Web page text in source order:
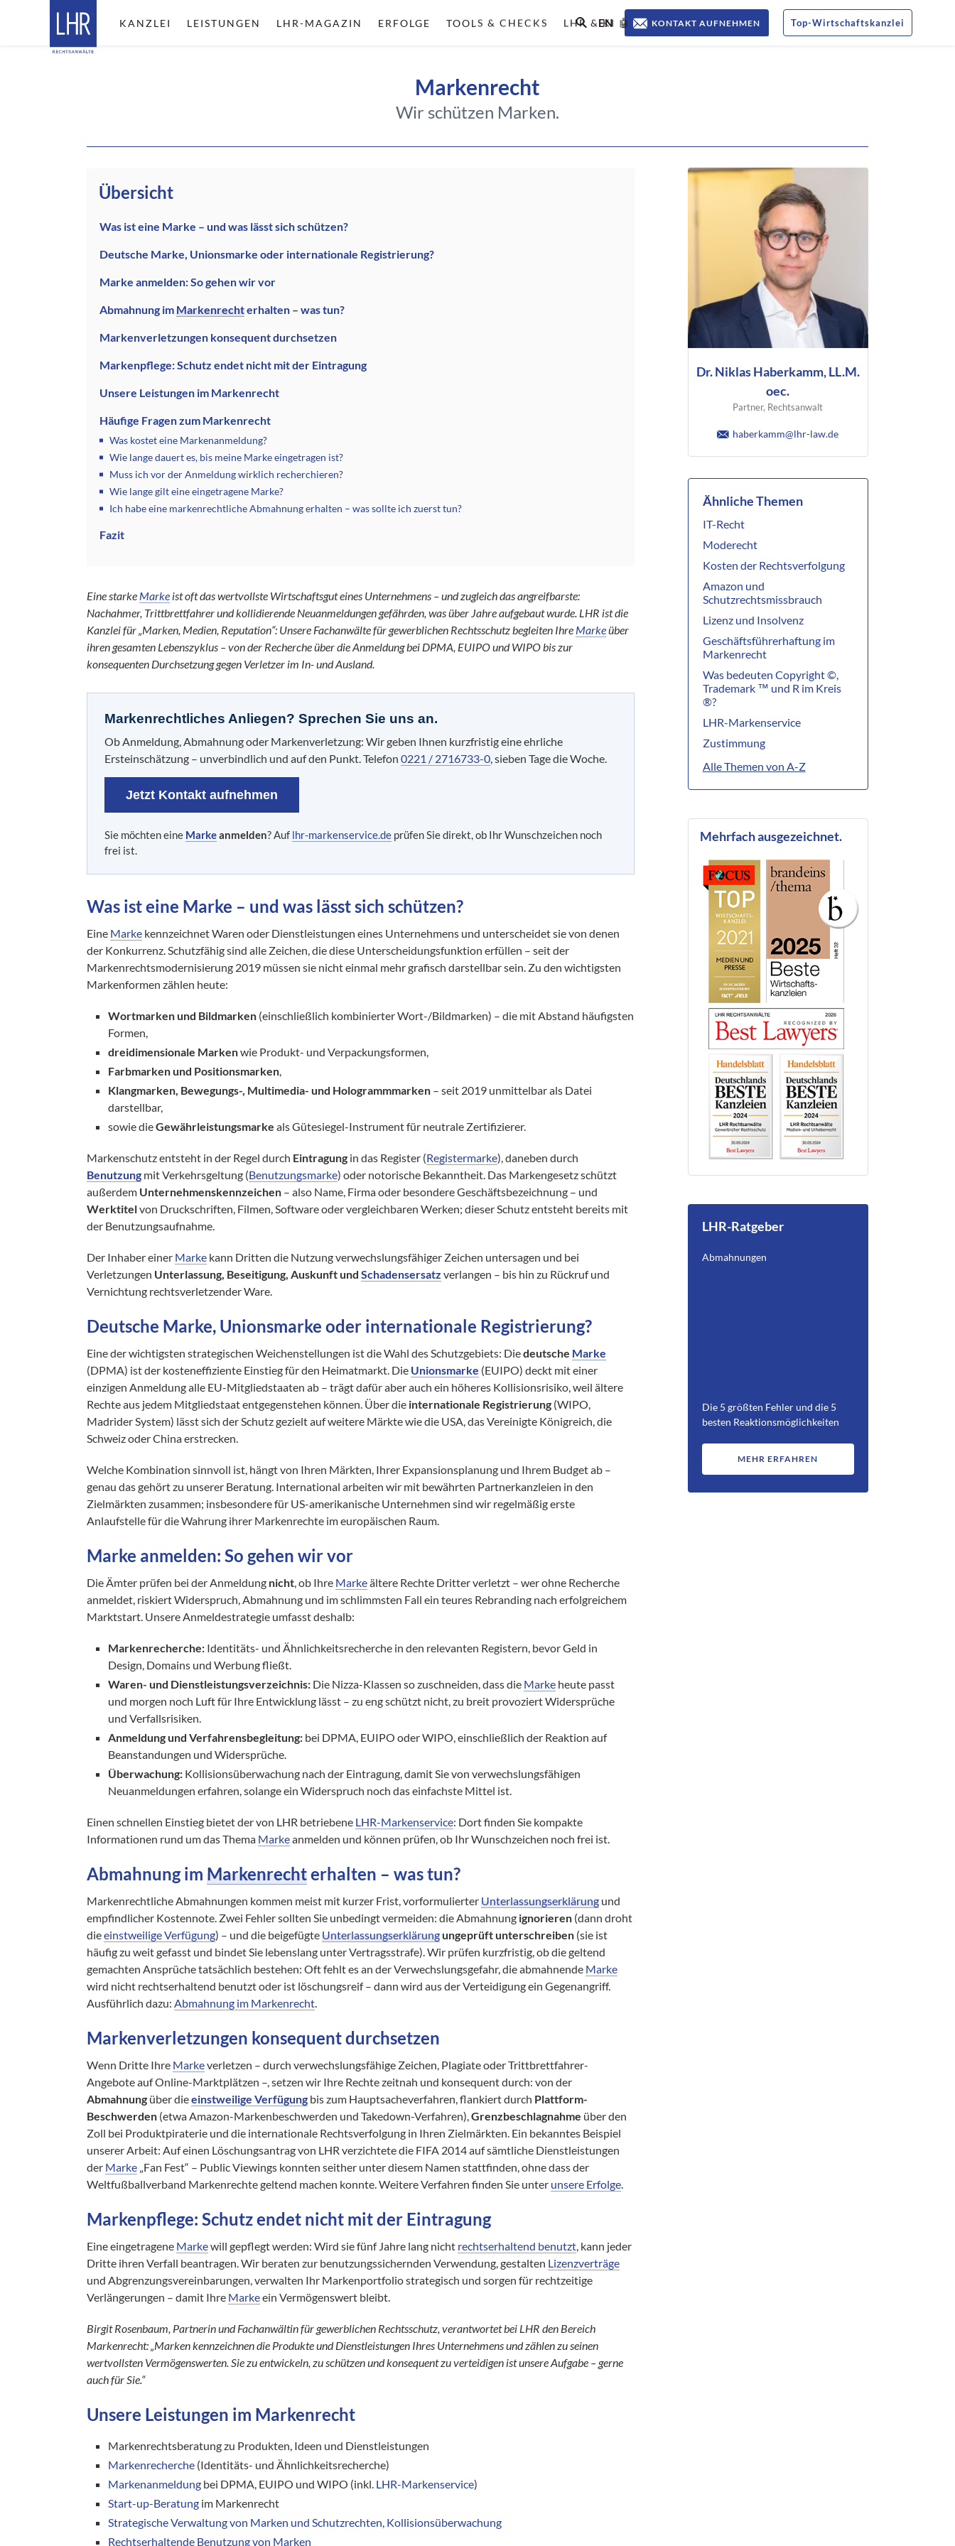
Top-Wirtschaftskanzlei
KONTAKT AUFNEHMEN
KANZLEI LEISTUNGEN LHR-MAGAZIN ERFOLGE TOOLS & CHECKS LHR & KI 🤖
EN
Markenrecht
Wir schützen Marken.
Übersicht
Was ist eine Marke – und was lässt sich schützen?
Deutsche Marke, Unionsmarke oder internationale Registrierung?
Marke anmelden: So gehen wir vor
Abmahnung im Markenrechterhalten – was tun?
Markenverletzungen konsequent durchsetzen
Markenpflege: Schutz endet nicht mit der Eintragung
Unsere Leistungen im Markenrecht
Häufige Fragen zum Markenrecht
Was kostet eine Markenanmeldung?
Wie lange dauert es, bis meine Marke eingetragen ist?
Muss ich vor der Anmeldung wirklich recherchieren?
Wie lange gilt eine eingetragene Marke?
Ich habe eine markenrechtliche Abmahnung erhalten – was sollte ich zuerst tun?
Fazit
Eine starke Marke ist oft das wertvollste Wirtschaftsgut eines Unternehmens – und zugleich das angreifbarste:
Nachahmer, Trittbrettfahrer und kollidierende Neuanmeldungen gefährden, was über Jahre aufgebaut wurde. LHR ist die
Kanzlei für „Marken, Medien, Reputation“: Unsere Fachanwälte für gewerblichen Rechtsschutz begleiten Ihre Markeüber
ihren gesamten Lebenszyklus – von der Recherche über die Anmeldung bei DPMA, EUIPO und WIPO bis zur
konsequenten Durchsetzung gegen Verletzer im In- und Ausland.
Markenrechtliches Anliegen? Sprechen Sie uns an.
Ob Anmeldung, Abmahnung oder Markenverletzung: Wir geben Ihnen kurzfristig eine ehrliche
Ersteinschätzung – unverbindlich und auf den Punkt. Telefon0221 / 2716733-0, sieben Tage die Woche.
Jetzt Kontakt aufnehmen
Sie möchten eine Markeanmelden? Auf lhr-markenservice.de prüfen Sie direkt, ob Ihr Wunschzeichen noch
frei ist.
Was ist eine Marke – und was lässt sich schützen?
Eine Marke kennzeichnet Waren oder Dienstleistungen eines Unternehmens und unterscheidet sie von denen
der Konkurrenz. Schutzfähig sind alle Zeichen, die diese Unterscheidungsfunktion erfüllen – seit der
Markenrechtsmodernisierung 2019 müssen sie nicht einmal mehr grafisch darstellbar sein. Zu den wichtigsten
Markenformen zählen heute:
Wortmarken und Bildmarken (einschließlich kombinierter Wort-/Bildmarken) – die mit Abstand häufigsten
Formen,
dreidimensionale Markenwie Produkt- und Verpackungsformen,
Farbmarken und Positionsmarken,
Klangmarken, Bewegungs-, Multimedia- und Hologrammmarken – seit 2019 unmittelbar als Datei
darstellbar,
sowie dieGewährleistungsmarke als Gütesiegel-Instrument für neutrale Zertifizierer.
Markenschutz entsteht in der Regel durch Eintragung in das Register (Registermarke), daneben durch
Benutzung mit Verkehrsgeltung (Benutzungsmarke) oder notorische Bekanntheit. Das Markengesetz schützt
außerdem Unternehmenskennzeichen – also Name, Firma oder besondere Geschäftsbezeichnung – und
Werktitelvon Druckschriften, Filmen, Software oder vergleichbaren Werken; dieser Schutz entsteht bereits mit
der Benutzungsaufnahme.
Der Inhaber einer Marke kann Dritten die Nutzung verwechslungsfähiger Zeichen untersagen und bei
Verletzungen Unterlassung, Beseitigung, Auskunft undSchadensersatz verlangen – bis hin zu Rückruf und
Vernichtung rechtsverletzender Ware.
Deutsche Marke, Unionsmarke oder internationale Registrierung?
Eine der wichtigsten strategischen Weichenstellungen ist die Wahl des Schutzgebiets: Diedeutsche Marke
(DPMA) ist der kosteneffiziente Einstieg für den Heimatmarkt. Die Unionsmarke (EUIPO) deckt mit einer
einzigen Anmeldung alle EU-Mitgliedstaaten ab – trägt dafür aber auch ein höheres Kollisionsrisiko, weil ältere
Rechte aus jedem Mitgliedstaat entgegenstehen können. Über die internationale Registrierung (WIPO,
Madrider System) lässt sich der Schutz gezielt auf weitere Märkte wie die USA, das Vereinigte Königreich, die
Schweiz oder China erstrecken.
Welche Kombination sinnvoll ist, hängt von Ihren Märkten, Ihrer Expansionsplanung und Ihrem Budget ab –
genau das gehört zu unserer Beratung. International arbeiten wir mit bewährten Partnerkanzleien in den
Zielmärkten zusammen; insbesondere für US-amerikanische Unternehmen sind wir regelmäßig erste
Anlaufstelle für die Wahrung ihrer Markenrechte im europäischen Raum.
Marke anmelden: So gehen wir vor
Die Ämter prüfen bei der Anmeldung nicht, ob Ihre Markeältere Rechte Dritter verletzt – wer ohne Recherche
anmeldet, riskiert Widerspruch, Abmahnung und im schlimmsten Fall ein teures Rebranding nach erfolgreichem
Marktstart. Unsere Anmeldestrategie umfasst deshalb:
Markenrecherche: Identitäts- und Ähnlichkeitsrecherche in den relevanten Registern, bevor Geld in
Design, Domains und Werbung fließt.
Waren- und Dienstleistungsverzeichnis: Die Nizza-Klassen so zuschneiden, dass die Marke heute passt
und morgen noch Luft für Ihre Entwicklung lässt – zu eng schützt nicht, zu breit provoziert Widersprüche
und Verfallsrisiken.
Anmeldung und Verfahrensbegleitung: bei DPMA, EUIPO oder WIPO, einschließlich der Reaktion auf
Beanstandungen und Widersprüche.
Überwachung: Kollisionsüberwachung nach der Eintragung, damit Sie von verwechslungsfähigen
Neuanmeldungen erfahren, solange ein Widerspruch noch das einfachste Mittel ist.
Einen schnellen Einstieg bietet der von LHR betriebene LHR-Markenservice: Dort finden Sie kompakte
Informationen rund um das Thema Markeanmelden und können prüfen, ob Ihr Wunschzeichen noch frei ist.
Abmahnung im Markenrechterhalten – was tun?
Markenrechtliche Abmahnungen kommen meist mit kurzer Frist, vorformulierter Unterlassungserklärung und
empfindlicher Kostennote. Zwei Fehler sollten Sie unbedingt vermeiden: die Abmahnung ignorieren (dann droht
dieeinstweilige Verfügung) – und die beigefügte Unterlassungserklärung ungeprüft unterschreiben (sie ist
häufig zu weit gefasst und bindet Sie lebenslang unter Vertragsstrafe). Wir prüfen kurzfristig, ob die geltend
gemachten Ansprüche tatsächlich bestehen: Oft fehlt es an der Verwechslungsgefahr, die abmahnende Marke
wird nicht rechtserhaltend benutzt oder ist löschungsreif – dann wird aus der Verteidigung ein Gegenangriff.
Ausführlich dazu:Abmahnung im Markenrecht.
Markenverletzungen konsequent durchsetzen
Wenn Dritte Ihre Markeverletzen – durch verwechslungsfähige Zeichen, Plagiate oder Trittbrettfahrer-
Angebote auf Online-Marktplätzen –, setzen wir Ihre Rechte zeitnah und konsequent durch: von der
Abmahnung über dieeinstweilige Verfügung bis zum Hauptsacheverfahren, flankiert durch Plattform-
Beschwerden (etwa Amazon-Markenbeschwerden und Takedown-Verfahren),Grenzbeschlagnahme über den
Zoll bei Produktpiraterie und die internationale Rechtsverfolgung in Ihren Zielmärkten. Ein bekanntes Beispiel
unserer Arbeit: Auf einen Löschungsantrag von LHR verzichtete die FIFA 2014 auf sämtliche Dienstleistungen
der Marke „Fan Fest“ – Public Viewings konnten seither unter diesem Namen stattfinden, ohne dass der
Weltfußballverband Markenrechte geltend machen konnte. Weitere Verfahren finden Sie unter unsere Erfolge.
Markenpflege: Schutz endet nicht mit der Eintragung
Eine eingetragene Markewill gepflegt werden: Wird sie fünf Jahre lang nicht rechtserhaltend benutzt, kann jeder
Dritte ihren Verfall beantragen. Wir beraten zur benutzungssichernden Verwendung, gestalten Lizenzverträge
und Abgrenzungsvereinbarungen, verwalten Ihr Markenportfolio strategisch und sorgen für rechtzeitige
Verlängerungen – damit Ihre Markeein Vermögenswert bleibt.
Birgit Rosenbaum, Partnerin und Fachanwältin für gewerblichen Rechtsschutz, verantwortet bei LHR den Bereich
Markenrecht: „Marken kennzeichnen die Produkte und Dienstleistungen Ihres Unternehmens und zählen zu seinen
wertvollsten Vermögenswerten. Sie zu entwickeln, zu schützen und konsequent zu verteidigen ist unsere Aufgabe – gerne
auch für Sie.“
Unsere Leistungen im Markenrecht
Markenrechtsberatung zu Produkten, Ideen und Dienstleistungen
Markenrecherche (Identitäts- und Ähnlichkeitsrecherche)
Markenanmeldung bei DPMA, EUIPO und WIPO (inkl. LHR-Markenservice)
Start-up-Beratung im Markenrecht
Strategische Verwaltung von Marken und Schutzrechten, Kollisionsüberwachung
Rechtserhaltende Benutzung von Marken
Dr. Niklas Haberkamm, LL.M.
oec.
Partner, Rechtsanwalt
haberkamm@lhr-law.de
Ähnliche Themen
IT-Recht
Moderecht
Kosten der Rechtsverfolgung
Amazon und
Schutzrechtsmissbrauch
Lizenz und Insolvenz
Geschäftsführerhaftung im
Markenrecht
Was bedeuten Copyright ©,
Trademark ™ und R im Kreis
®?
LHR-Markenservice
Zustimmung
Alle Themen von A-Z
Mehrfach ausgezeichnet.
LHR-Ratgeber
Abmahnungen
Die 5 größten Fehler und die 5
besten Reaktionsmöglichkeiten
MEHR ERFAHREN